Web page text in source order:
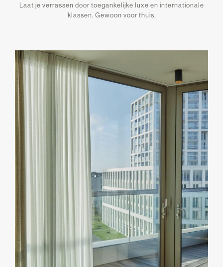
Laat je verrassen door toegankelijke luxe en internationale
klassen. Gewoon voor thuis.